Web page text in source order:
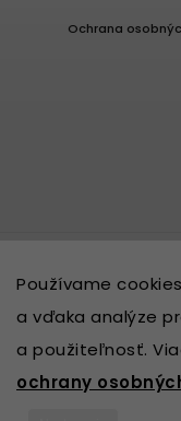
Používame
a vďaka analýze
a použiteľnosť.
ochrany
Ochrana
. Všetky práva vyhradené.